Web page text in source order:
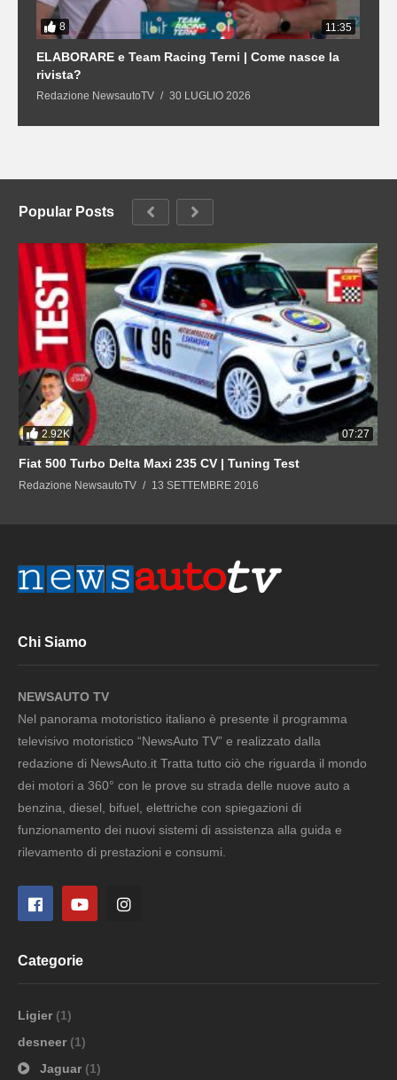
8 11:35
ELABORARE e Team Racing Terni | Come nasce la
rivista?
Redazione NewsautoTV 30 LUGLIO 2026
Popular Posts
2.92K 07:27
Fiat 500 Turbo Delta Maxi 235 CV | Tuning Test
Redazione NewsautoTV 13 SETTEMBRE 2016
Chi Siamo
NEWSAUTO TV
Nel panorama motoristico italiano è presente il programma
televisivo motoristico “NewsAuto TV” e realizzato dalla
redazione di NewsAuto.it Tratta tutto ciò che riguarda il mondo
dei motori a 360° con le prove su strada delle nuove auto a
benzina, diesel, bifuel, elettriche con spiegazioni di
funzionamento dei nuovi sistemi di assistenza alla guida e
rilevamento di prestazioni e consumi.
Categorie
Ligier (1)
desneer (1)
Jaguar (1)